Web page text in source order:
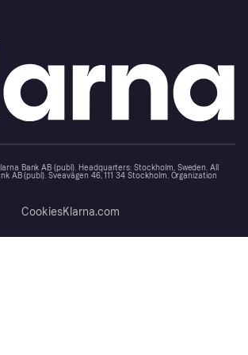
Bank AB (publ). Headquarters: Stockholm, Sweden. All
AB (publ). Sveavägen 46, 111 34 Stockholm. Organization
CookiesKlarna.com